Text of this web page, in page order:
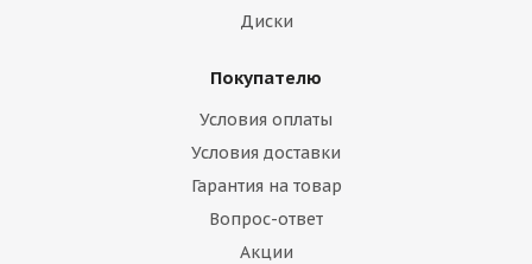
Диски
Покупателю
Условия оплаты
Условия доставки
Гарантия на товар
Вопрос-ответ
Акции